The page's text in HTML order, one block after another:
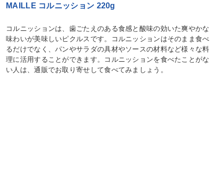
MAILLE コルニッション 220g
コルニッションは、歯ごたえのある食感と酸味の効いた爽やかな
味わいが美味しいピクルスです。コルニッションはそのまま食べ
るだけでなく、パンやサラダの具材やソースの材料など様々な料
理に活用することができます。コルニッションを食べたことがな
い人は、通販でお取り寄せして食べてみましょう。